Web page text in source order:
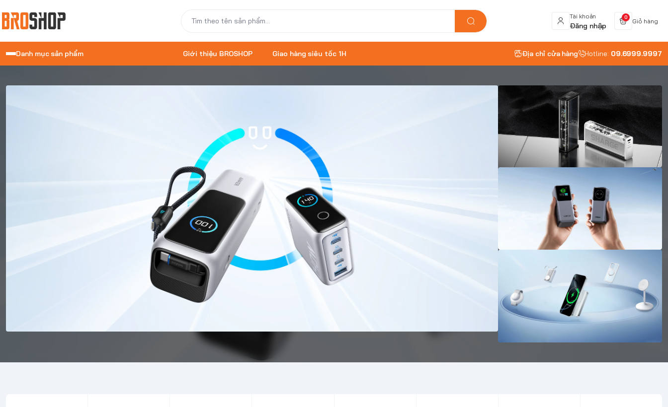
Tài khoản
Đăng nhập
0
Giỏ hàng
Danh mục sản phẩm Giới thiệu BROSHOP Giao hàng siêu tốc 1H Địa chỉ cửa hàng Hotline: 09.6999.9997